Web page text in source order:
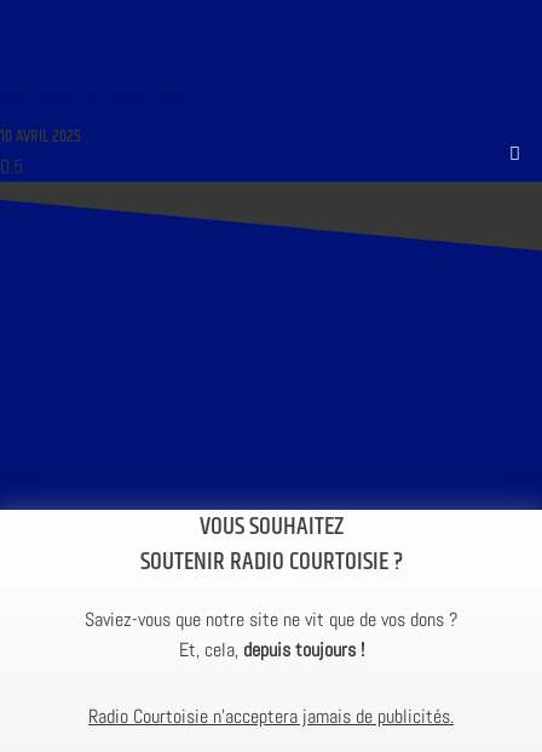
10 AVRIL 2025
VOUS SOUHAITEZ
SOUTENIR RADIO COURTOISIE ?
Saviez-vous que notre site ne vit que de vos dons ?
Et, cela, depuis toujours !
Radio Courtoisie n’acceptera jamais de publicités.